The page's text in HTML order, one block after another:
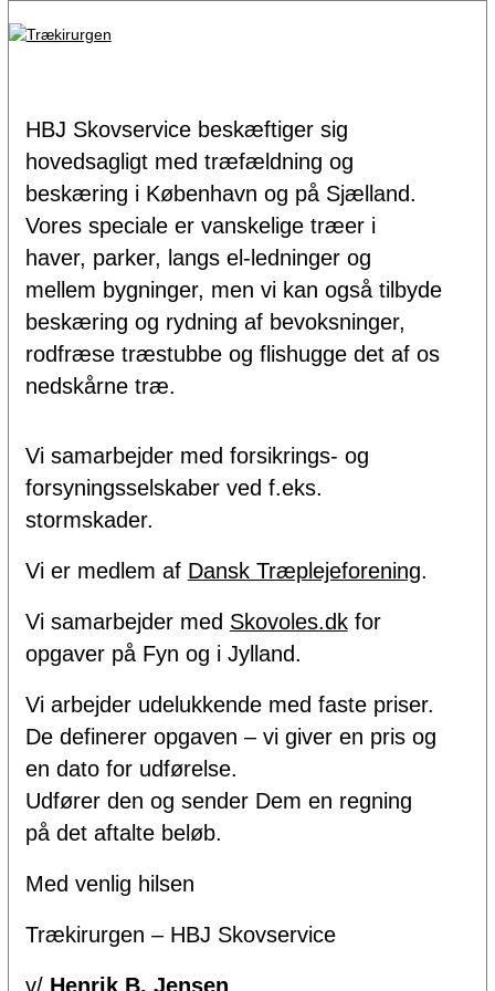
HBJ Skovservice beskæftiger sig
hovedsagligt med træfældning og
beskæring i København og på Sjælland.
Vores speciale er vanskelige træer i
haver, parker, langs el-ledninger og
mellem bygninger, men vi kan også tilbyde
beskæring og rydning af bevoksninger,
rodfræse træstubbe og flishugge det af os
nedskårne træ.
Vi samarbejder med forsikrings- og
forsyningsselskaber ved f.eks.
stormskader.
Vi er medlem af Dansk Træplejeforening.
Vi samarbejder med Skovoles.dkfor
opgaver på Fyn og i Jylland.
Vi arbejder udelukkende med faste priser.
De definerer opgaven – vi giver en pris og
en dato for udførelse.
Udfører den og sender Dem en regning
på det aftalte beløb.
Med venlig hilsen
Trækirurgen – HBJ Skovservice
v/ Henrik B. Jensen